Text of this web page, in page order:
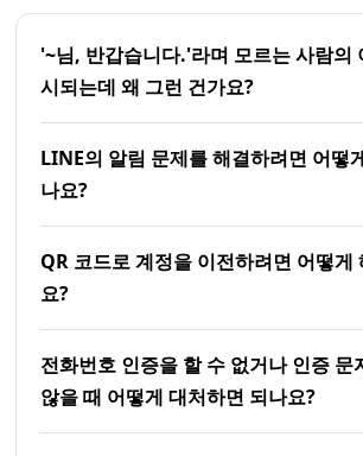
'~님, 반갑습니다.'라며 모르는 사람의
시되는데 왜 그런 건가요?
LINE의 알림 문제를 해결하려면 어떻
나요?
QR 코드로 계정을 이전하려면 어떻게
요?
전화번호 인증을 할 수 없거나 인증 문
않을 때 어떻게 대처하면 되나요?